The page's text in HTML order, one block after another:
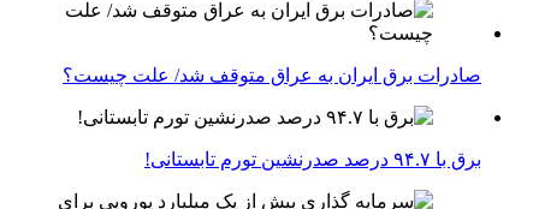
صادرات برق ایران به عراق متوقف شد/ علت چیست؟
برق با ۹۴.۷ درصد صدرنشین تورم تابستانی!